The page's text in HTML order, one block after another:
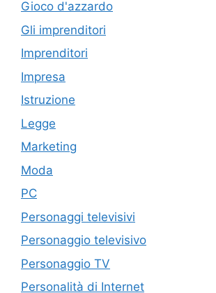
Gioco d'azzardo
Gli imprenditori
Imprenditori
Impresa
Istruzione
Legge
Marketing
Moda
PC
Personaggi televisivi
Personaggio televisivo
Personaggio TV
Personalità di Internet